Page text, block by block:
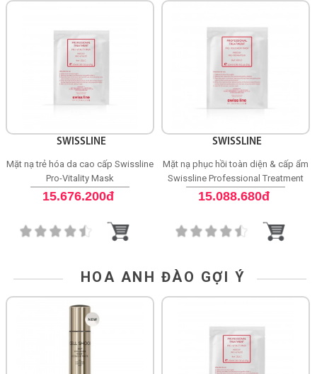
SWISSLINE
Mặt nạ trẻ hóa da cao cấp Swissline
Pro-Vitality Mask
15.676.200đ
SWISSLINE
Mặt nạ phục hồi toàn diện & cấp ẩm
Swissline Professional Treatment
Pro-Recovery Mask
15.088.680đ
HOA ANH ĐÀO GỢI Ý